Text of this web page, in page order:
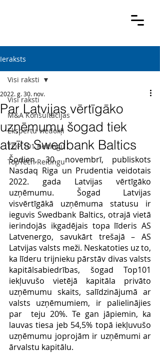
Ieraksts
Visi raksti
M&A Konsultācijas
Ekspertu viedokļi
TOP 101 Reitingu
TopTech Reitingu
Visi raksti
Par Latvijas vērtīgāko
uzņēmumu šogad tiek
atzīts Swedbank Baltics
2022. g. 30. nov.
Šodien, 30. novembrī, publiskots
Nasdaq Riga un Prudentia veidotais
2022. gada Latvijas vērtīgāko
uzņēmumu. Šogad Latvijas
visvērtīgākā uzņēmuma statusu ir
ieguvis Swedbank Baltics, otrajā vietā
ierindojās ikgadējais topa līderis AS
Latvenergo, savukārt trešajā – AS
Latvijas valsts meži. Neskatoties uz to,
ka līderu trijnieku pārstāv divas valsts
kapitālsabiedrības, šogad Top101
iekļuvušo vietējā kapitāla privāto
uzņēmumu skaits, salīdzinājumā ar
valsts uzņēmumiem, ir palielinājies
par  teju 20%. Te gan jāpiemin, ka
lauvas tiesa jeb 54,5% topā iekļuvušo
uzņēmumu joprojām ir uzņēmumi ar
ārvalstu kapitālu.